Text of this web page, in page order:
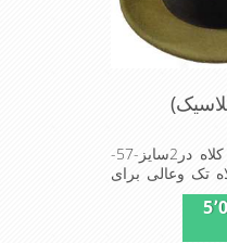
کلاه شاپو(کلاسیک) این کلاه در2سایز-57-
تک وعالی برای